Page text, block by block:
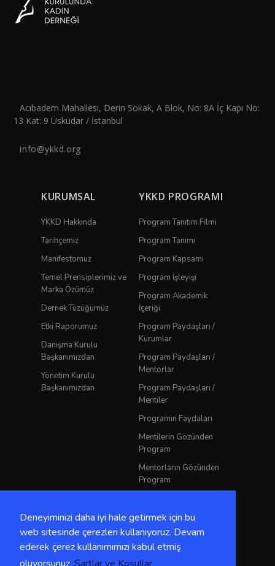
Deneyiminizi daha iyi hale getirmek için bu
web sitesinde çerezleri kullanıyoruz. Devam
ederek çerez kullanımımızı kabul etmiş
Acıbadem Mahallesi, Derin Sokak, A Blok, No: 8A İç Kapı No:
13 Kat: 9 Üsküdar / İstanbul
info@ykkd.org
KURUMSAL
YKKD Hakkında
Tarihçemiz
Manifestomuz
Temel Prensiplerimiz ve
Marka Özümüz
Dernek Tüzüğümüz
Etki Raporumuz
Danışma Kurulu
Başkanımızdan
Yönetim Kurulu
Başkanımızdan
YKKD PROGRAMI
Program Tanıtım Filmi
Program Tanımı
Program Kapsamı
Program İşleyişi
Program Akademik
İçeriği
Program Paydaşları /
Kurumlar
Program Paydaşları /
Mentorlar
Program Paydaşları /
Mentiler
Programın Faydaları
Mentilerin Gözünden
Program
Mentorların Gözünden
Program
Etik Kodlar